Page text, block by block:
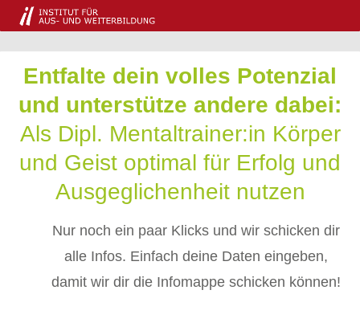
Entfalte dein volles Potenzial
und unterstütze andere dabei:
Als Dipl. Mentaltrainer:in Körper
und Geist optimal für Erfolg und
Ausgeglichenheit nutzen
Nur noch ein paar Klicks und wir schicken dir
alle Infos. Einfach deine Daten eingeben,
damit wir dir die Infomappe schicken können!